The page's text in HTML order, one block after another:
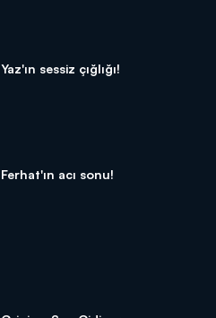
Yaz'ın sessiz çığlığı!
Ferhat'ın acı sonu!